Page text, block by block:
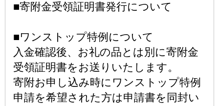
■寄附金受領証明書発行について
■ワンストップ特例について
入金確認後、お礼の品とは別に寄附金
受領証明書をお送りいたします。
寄附お申し込み時にワンストップ特例
申請を希望された方は申請書を同封い